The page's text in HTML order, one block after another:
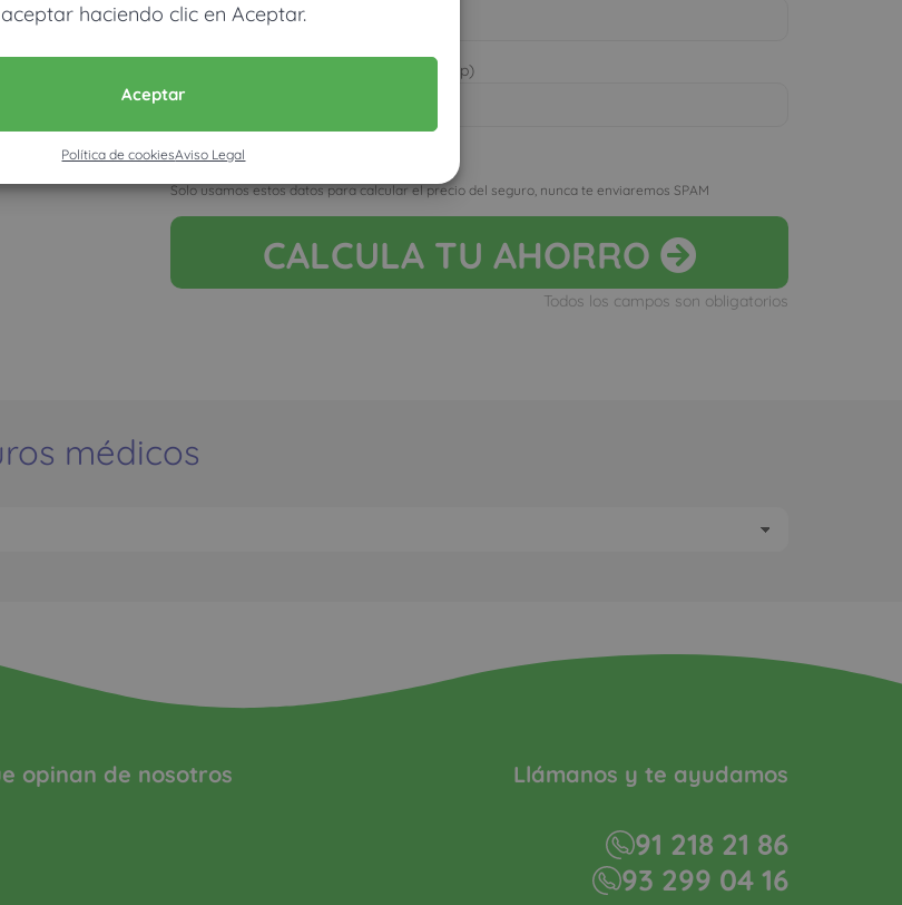
aceptar haciendo clic en Aceptar.
Aceptar
Política de cookiesAviso Legal
Móvil (Enviamos resultados vía WhatsApp)
Acepto la nota legal y RGPD
Solo usamos estos datos para calcular el precio del seguro, nunca te enviaremos SPAM
CALCULA TU AHORRO
Todos los campos son obligatorios
médicos
opinan de nosotros Llámanos y te ayudamos
91 218 21 86
93 299 04 16